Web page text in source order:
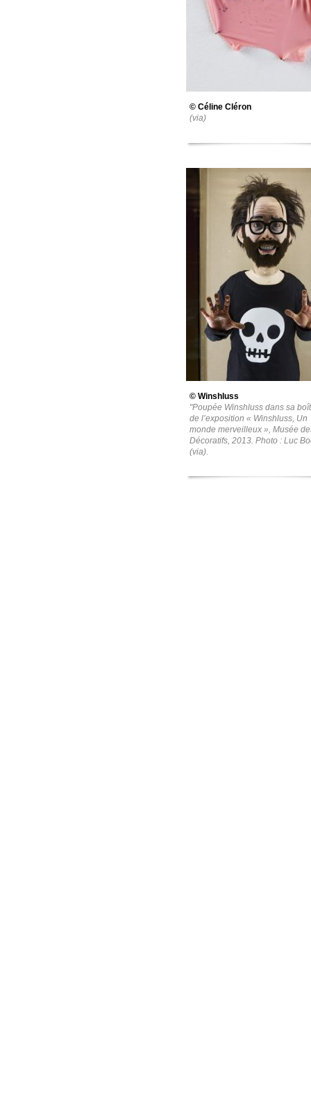
© Céline Cléron
(via)
© Winshluss
"Poupée Winshluss dans sa
de l’exposition « Winshluss, Un
monde merveilleux », Musée
Décoratifs, 2013. Photo : Luc
(via).